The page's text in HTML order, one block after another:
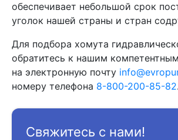
обеспечивает небольшой срок
уголок нашей страны и стран
Для подбора хомута
обратитесь к нашим
на электронную почту
номеру телефона 8-800-200-85-82.
Свяжитесь с нами!